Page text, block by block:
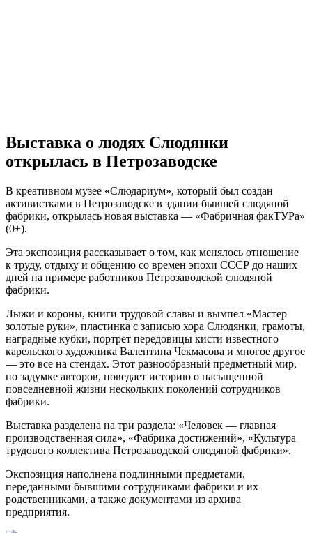
Выставка о людях Слюдянки
открылась в Петрозаводске
В креативном музее «Слюдариум», который был создан
активистками в Петрозаводске в здании бывшей слюдяной
фабрики, открылась новая выставка — «Фабричная факТУРа»
(0+).
Эта экспозиция рассказывает о том, как менялось отношение
к труду, отдыху и общению со времен эпохи СССР до наших
дней на примере работников Петрозаводской слюдяной
фабрики.
Лыжи и короны, книги трудовой славы и вымпел «Мастер
золотые руки», пластинка с записью хора Слюдянки, грамоты,
наградные кубки, портрет передовицы кисти известного
карельского художника Валентина Чекмасова и многое другое
— это все на стендах. Этот разнообразный предметный мир,
по задумке авторов, поведает историю о насыщенной
повседневной жизни нескольких поколений сотрудников
фабрики.
Выставка разделена на три раздела: «Человек — главная
производственная сила», «Фабрика достижений», «Культура
трудового коллектива Петрозаводской слюдяной фабрики».
Экспозиция наполнена подлинными предметами,
переданными бывшими сотрудниками фабрики и их
родственниками, а также документами из архива
предприятия.